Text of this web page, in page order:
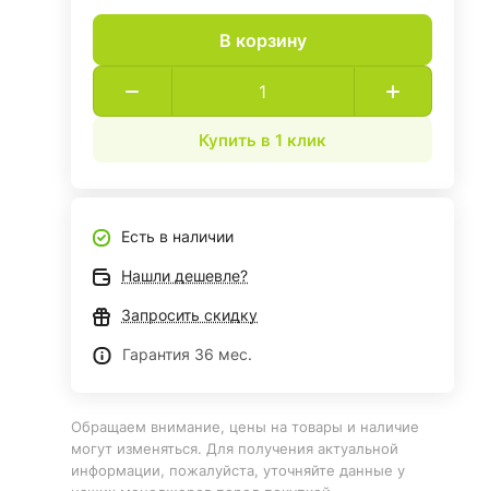
В корзину
Купить в 1 клик
Есть в наличии
Нашли дешевле?
Запросить скидку
Гарантия 36 мес.
Обращаем внимание, цены на товары и наличие
могут изменяться. Для получения актуальной
информации, пожалуйста, уточняйте данные у